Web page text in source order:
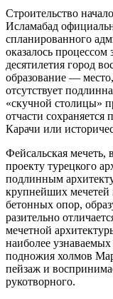
Строительство
Исламабад
спланированного
оказалось
десятилетия город
образование —
отсутствует
«скучной столицы»
отчасти
Карачи или
Фейсальская мечеть,
проекту турецкого
подлинным
крупнейших
бетонных опор,
разительно
мечетной
наиболее
подножия холмов
пейзаж и
рукотворного.